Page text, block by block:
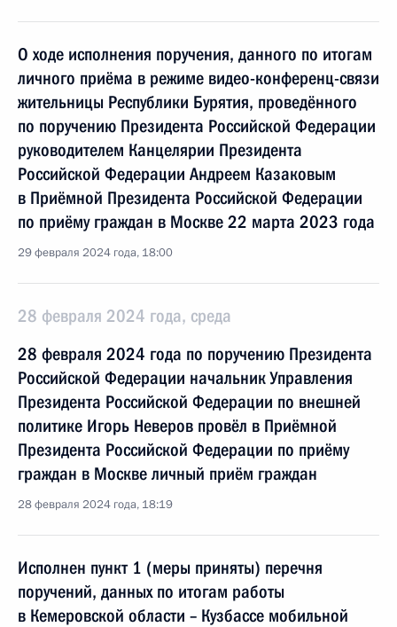
О ходе исполнения поручения, данного по итогам
личного приёма в режиме видео-конференц-связи
жительницы Республики Бурятия, проведённого
по поручению Президента Российской Федерации
руководителем Канцелярии Президента
Российской Федерации Андреем Казаковым
в Приёмной Президента Российской Федерации
по приёму граждан в Москве 22 марта 2023 года
29 февраля 2024 года, 18:00
28 февраля 2024 года, среда
28 февраля 2024 года по поручению Президента
Российской Федерации начальник Управления
Президента Российской Федерации по внешней
политике Игорь Неверов провёл в Приёмной
Президента Российской Федерации по приёму
граждан в Москве личный приём граждан
28 февраля 2024 года, 18:19
Исполнен пункт 1 (меры приняты) перечня
поручений, данных по итогам работы
в Кемеровской области – Кузбассе мобильной